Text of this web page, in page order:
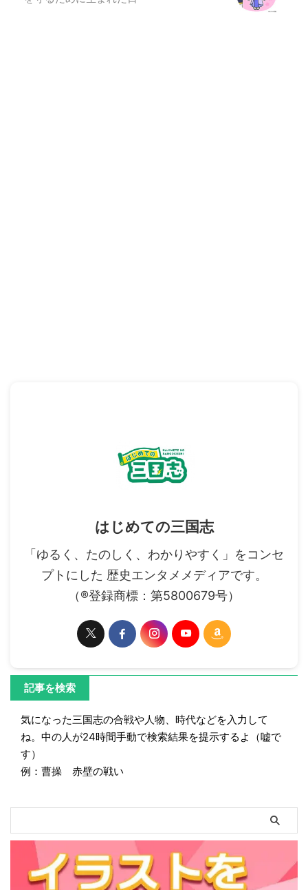
はじめての三国志
「ゆるく、たのしく、わかりやすく」をコンセ
プトにした 歴史エンタメメディアです。
（®登録商標：第5800679号）
記事を検索
気になった三国志の合戦や人物、時代などを入力して
ね。中の人が24時間手動で検索結果を提示するよ（嘘で
す）
例：曹操 赤壁の戦い